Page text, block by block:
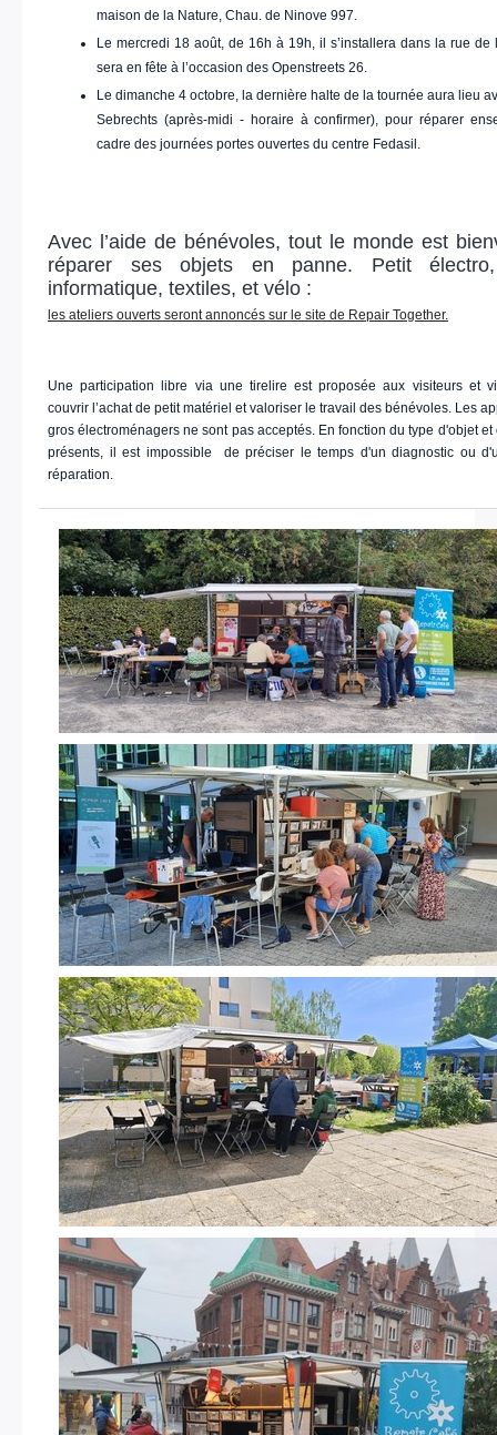
maison de la Nature, Chau. de Ninove 997.
Le mercredi 18 août, de 16h à 19h, il s’installera dans la rue de
sera en fête à l’occasion des Openstreets 26.
Le dimanche 4 octobre, la dernière halte de la tournée aura lieu
Sebrechts (après-midi - horaire à confirmer), pour réparer
cadre des journées portes ouvertes du centre Fedasil.
Avec l’aide de bénévoles, tout le monde est
réparer ses objets en panne. Petit
informatique, textiles, et vélo :
les ateliers ouverts seront annoncés sur le site de Repair Together.
Une participation libre via une tirelire est proposée aux visiteurs et
couvrir l’achat de petit matériel et valoriser le travail des bénévoles. Les
gros électroménagers ne sont pas acceptés. En fonction du type d'objet
présents, il est impossible de préciser le temps d'un diagnostic ou
réparation.